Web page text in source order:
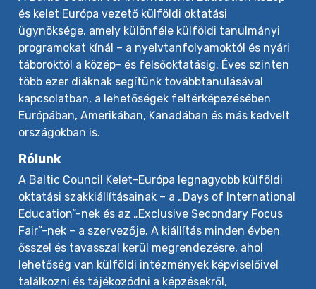
és kelet Európa vezető külföldi oktatási
ügynöksége, amely különféle külföldi tanulmányi
programokat kínál – a nyelvtanfolyamoktól és nyári
táboroktól a közép- és felsőoktatásig. Éves szinten
több ezer diáknak segítünk továbbtanulásával
kapcsolatban, a lehetőségek feltérképezésében
Európában, Amerikában, Kanadában és más kedvelt
országokban is.
Rólunk
A Baltic Council Kelet-Európa legnagyobb külföldi
oktatási szakkiállításainak – a „Days of International
Education”-nek és az „Exclusive Secondary Focus
Fair”-nek – a szervezője. A kiállítás minden évben
ősszel és tavasszal kerül megrendezésre, ahol
lehetőség van külföldi intézmények képviselőivel
találkozni és tájékozódni a képzésekről,